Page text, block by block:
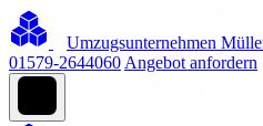
Umzugsunternehmen
01579-2644060 Angebot anfordern